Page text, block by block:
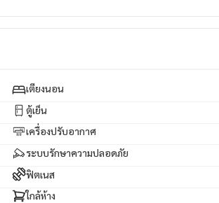
เตียงนอน
ตู้เย็น
เครื่องปรับอากาศ
ระบบรักษาความปลอดภัย
ฟิตเนส
ใกล้ห้าง